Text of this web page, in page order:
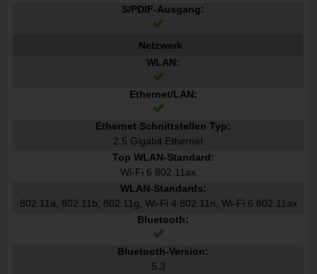
S/PDIF-Ausgang:
Netzwerk
WLAN:
Ethernet/LAN:
Ethernet Schnittstellen Typ:
2.5 Gigabit Ethernet
Top WLAN-Standard:
Wi-Fi 6 802.11ax
WLAN-Standards:
802.11a, 802.11b, 802.11g, Wi-Fi 4 802.11n, Wi-Fi 6 802.11ax
Bluetooth:
Bluetooth-Version:
5.3